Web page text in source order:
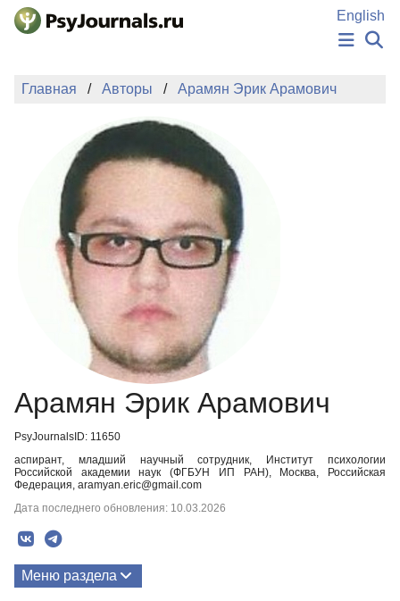
Перейти к основному содержанию
English
НОВОСТИ
АВТОРЫ
ПОДАТЬ РУКОПИСЬ
БАЗА ЗНАНИЙ
КЛЮЧЕВЫЕ СЛОВА
Главная Авторы Арамян Эрик Арамович
Арамян Эрик Арамович
PsyJournalsID: 11650
аспирант, младший научный сотрудник, Институт психологии
Российской академии наук (ФГБУН ИП РАН), Москва, Российская
Федерация, aramyan.eric@gmail.com
Дата последнего обновления: 10.03.2026
Меню раздела